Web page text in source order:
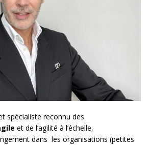
spécialiste reconnu des
et de l‘agilité à l’échelle,
dans les organisations (petites